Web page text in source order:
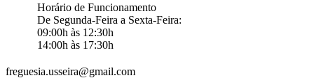
Horário de Funcionamento
De Segunda-Feira a Sexta-Feira:
09:00h às 12:30h
14:00h às 17:30h
freguesia.usseira@gmail.com